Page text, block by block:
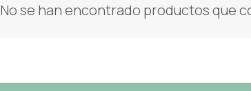
No se han encontrado productos que